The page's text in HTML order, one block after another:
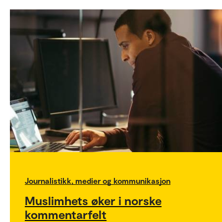
Journalistikk, medier og kommunikasjon
Muslimhets øker i norske
kommentarfelt